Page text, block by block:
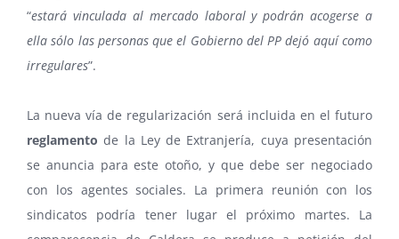
“estará vinculada al mercado laboral y podrán acogerse a
ella sólo las personas que el Gobierno del PP dejó aquí como
irregulares”.
La nueva vía de regularización será incluida en el futuro
reglamento de la Ley de Extranjería, cuya presentación
se anuncia para este otoño, y que debe ser negociado
con los agentes sociales. La primera reunión con los
sindicatos podría tener lugar el próximo martes. La